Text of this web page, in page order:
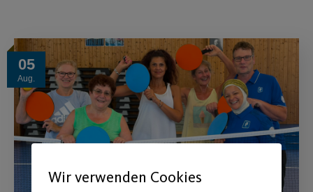
05
Aug.
Wir verwenden Cookies